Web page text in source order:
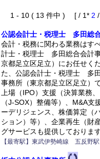
1 - 10 ( 13 件中 ) [ / 1* 2
公認会計士・税理士 多田総
会計・税務に関わる業務はす
計士・税理士 多田総合会計
京都足立区足立）にお任せく
た、公認会計士・税理士 多
事務所（東京都足立区足立）
上場（IPO）支援（決算業務
（J-SOX）整備等）、M&A支
ーデリジェンス、株価算定（
ション）等）、企業再生（財
グサービスも提供しておりま
【最寄駅】東武伊勢崎線 五反野